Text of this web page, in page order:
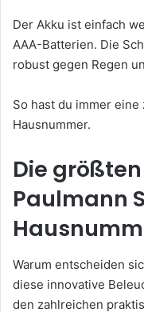
Der Akku ist einfach
AAA-Batterien. Die
robust gegen Regen
So hast du immer
Hausnummer.
Die
Paulmann
Warum entscheiden
diese innovative
den zahlreichen